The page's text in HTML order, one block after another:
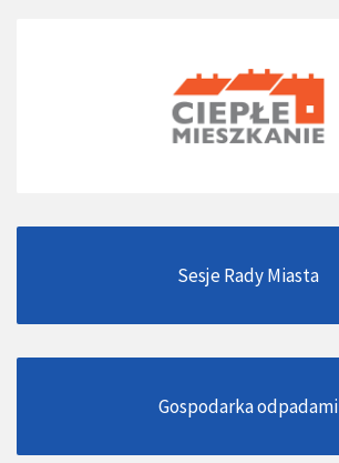
Sesje Rady Miasta
Gospodarka odpadami